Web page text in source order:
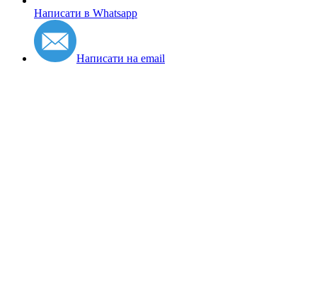
Написати в Whatsapp
Написати на email